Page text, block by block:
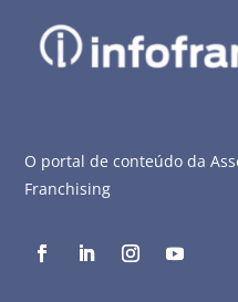
O portal de conteúdo da
Franchising